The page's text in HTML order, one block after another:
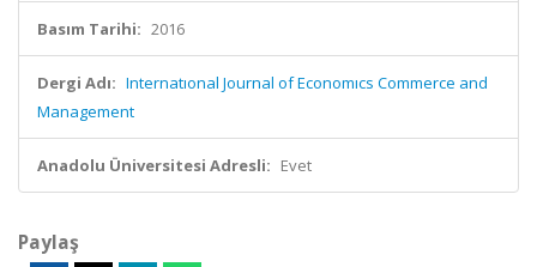
Basım Tarihi: 2016
Dergi Adı: Internatıonal Journal of Economıcs Commerce and
Management
Anadolu Üniversitesi Adresli: Evet
Paylaş